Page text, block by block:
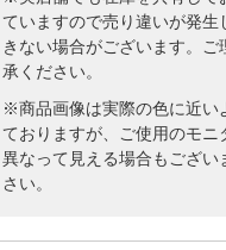
ていますので売り違いが発生
きない場合がございます。ご
承ください。
※商品画像は実際の色に近い
ておりますが、ご使用のモニ
異なって見える場合もござい
さい。